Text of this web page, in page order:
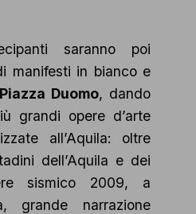
saranno poi
manifesti in bianco e
Piazza Duomo, dando
grandi opere d’arte
all’Aquila: oltre
dell’Aquila e dei
sismico 2009, a
grande narrazione